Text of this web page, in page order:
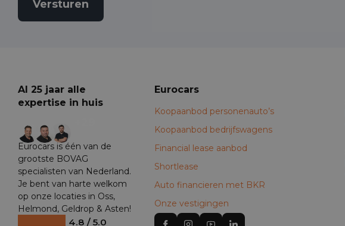
Al 25 jaar alle
expertise in huis
Eurocars is één van de
grootste BOVAG
specialisten van Nederland.
Je bent van harte welkom
op onze locaties in Oss,
Helmond, Geldrop & Asten!
4.8 / 5.0
Eurocars
Koopaanbod personenauto’s
Koopaanbod bedrijfswagens
Financial lease aanbod
Shortlease
Auto financieren met BKR
Onze vestigingen